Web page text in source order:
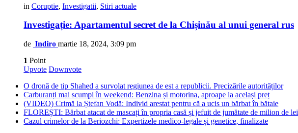
in Coruptie, Investigatii, Stiri actuale
Investigație: Apartamentul secret de la Chișinău al unui general rus
de Indiro martie 18, 2024, 3:09 pm
1 Point
Upvote Downvote
O dronă de tip Shahed a survolat regiunea de est a republicii. Precizările autorităților
Carburanți mai scumpi în weekend: Benzina și motorina, aproape la același preț
(VIDEO) Crimă la Ștefan Vodă: Individ arestat pentru că a ucis un bărbat în bătaie
FLOREȘTI: Bărbat atacat de mascați în propria casă și jefuit de jumătate de milion de lei
Cazul crimelor de la Beriozchi: Expertizele medico-legale și genetice, finalizate